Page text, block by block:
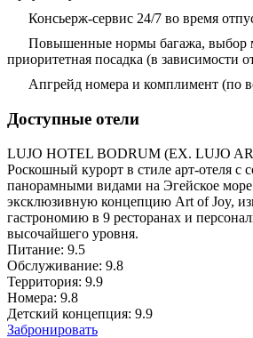
Консьерж-сервис 24/7 во время
Повышенные нормы багажа, выбор
приоритетная посадка (в зависимости
Апгрейд номера и комплимент (по
Доступные отели
LUJO HOTEL BODRUM (EX. LUJO
Роскошный курорт в стиле арт-отеля с
панорамными видами на Эгейское
эксклюзивную концепцию Art of Joy,
гастрономию в 9 ресторанах и
высочайшего уровня.
Питание: 9.5
Обслуживание: 9.8
Территория: 9.9
Номера: 9.8
Детский концепция: 9.9
Забронировать